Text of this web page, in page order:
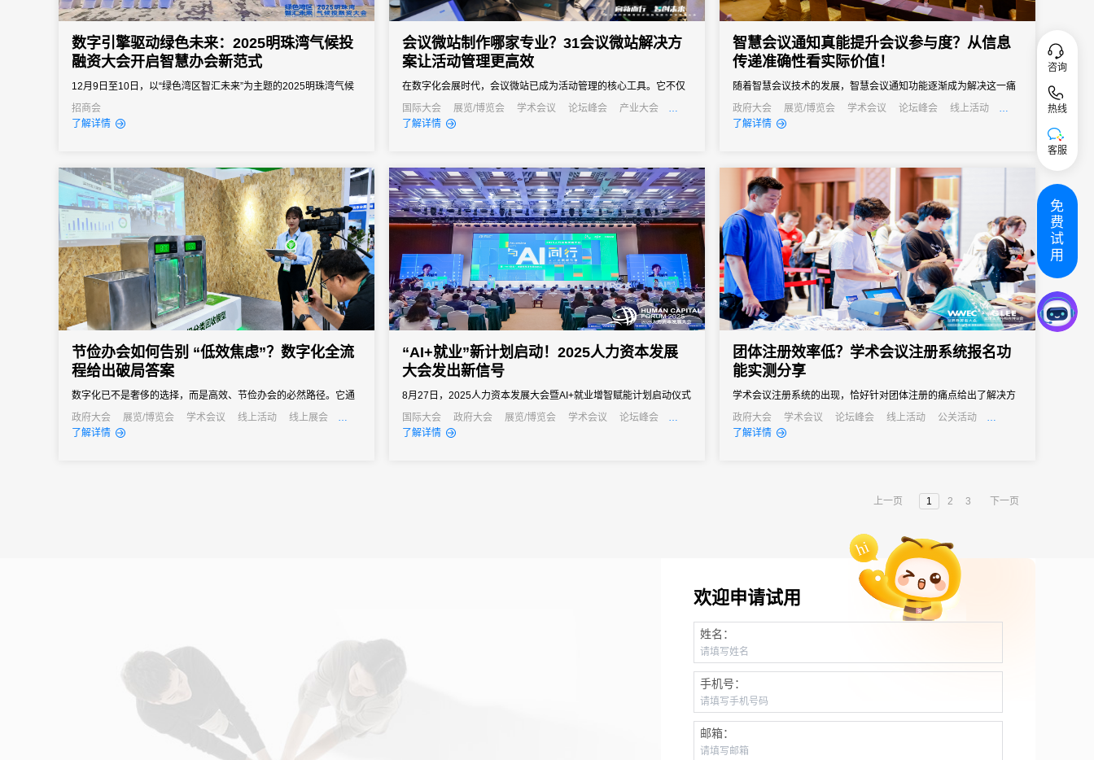
数字引擎驱动绿色未来：2025明珠湾气候投
融资大会开启智慧办会新范式
12月9日至10日，以“绿色湾区智汇未来”为主题的2025明珠湾气候
投融资大会在广州南沙明珠湾启幕。这场汇聚全球政商学研精英的
盛会，不仅以思想碰撞为气候行动注入新动能，更以数字化技术的
作...
招商会
了解详情
会议微站制作哪家专业？31会议微站解决方
案让活动管理更高效
在数字化会展时代，会议微站已成为活动管理的核心工具。它不仅
是会议信息的集中展示平台，更是连接主办方与参会者的重要桥
梁。面对市场上众多的微站制作服务，许多活动主办方都在寻找专
优先选择。...
国际大会 展览/博览会 学术会议 论坛峰会
产业大会
行业大会
经销商大会
了解详情
智慧会议通知真能提升会议参与度？从信息
传递准确性看实际价值！
随着智慧会议技术的发展，智慧会议通知功能逐渐成为解决这一痛
点的关键，其通过自动化、多渠道的信息传递方式，从根源上提升
信息传递准确性，进而为会议参与度注入新活力。
政府大会 展览/博览会 学术会议 论坛峰会
线上活动
公关活动
发布会
了解详情
节俭办会如何告别 “低效焦虑”？数字化全流
程给出破局答案
数字化已不是奢侈的选择，而是高效、节俭办会的必然路径。它通
过技术手段打通会议管理的各个环节，用自动化替代人工操作、以
数据化驱动决策、以无纸化践行绿色理念，最终实现成本降低与效
政府大会 展览/博览会 学术会议 线上活动
线上展会
公关活动
招商会
了解详情
“AI+就业”新计划启动！2025人力资本发展
大会发出新信号
8月27日，2025人力资本发展大会暨AI+就业增智赋能计划启动仪式
在上海徐汇滨江成功举办。
国际大会 政府大会 展览/博览会 学术会议
论坛峰会
线上活动
经销商大会
了解详情
团体注册效率低？学术会议注册系统报名功
能实测分享
学术会议注册系统的出现，恰好针对团体注册的痛点给出了解决方
案。“批量导入+自主报名”的模式，让不同需求的团体都能找到高效
的注册方式。
政府大会 学术会议 论坛峰会 线上活动
公关活动
发布会
培训会
了解详情
上一页 1 2 3 下一页
欢迎申请试用
姓名：
手机号：
邮箱：
咨询
热线
客服
免
费
试
用